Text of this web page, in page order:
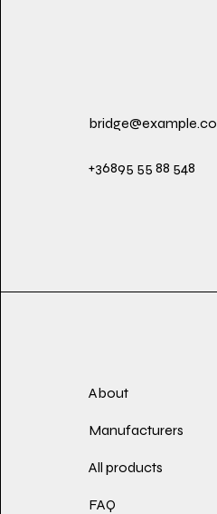
+36895 55 88 548
About
Manufacturers
All products
FAQ